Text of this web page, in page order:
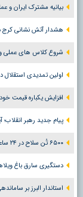
بیانیه مشترک ایران و
هشدار آتش نشانی
شروع کلاس های عملی و
اولین تمدیدی
افزایش یکباره قیمت
پیام جدید رهبر
۶۵۰۰ تُن سلاح در ۲۴ ساعت گذشته از آمریکا به اسرائیل ارسال شد
دستگیری سارق باغ ویلاهای
استاندار البرز بر